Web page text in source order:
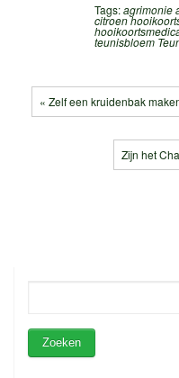
Tags:agrimonie
citroen
teunisbloem
« Zelf een kruidenbak
Zijn het